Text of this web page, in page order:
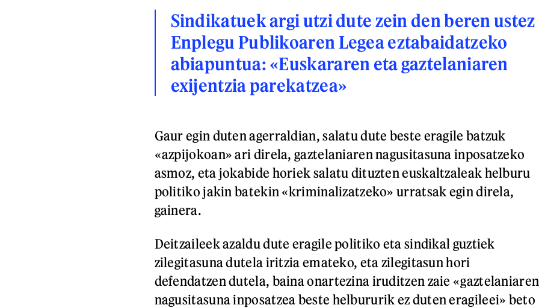
Sindikatuek argi utzi dute zein den beren ustez
Enplegu Publikoaren Legea eztabaidatzeko
abiapuntua: «Euskararen eta gaztelaniaren
exijentzia parekatzea»
Gaur egin duten agerraldian, salatu dute beste eragile batzuk
«azpijokoan» ari direla, gaztelaniaren nagusitasuna inposatzeko
asmoz, eta jokabide horiek salatu dituzten euskaltzaleak helburu
politiko jakin batekin «kriminalizatzeko» urratsak egin direla,
gainera.
Deitzaileek azaldu dute eragile politiko eta sindikal guztiek
zilegitasuna dutela iritzia emateko, eta zilegitasun hori
defendatzen dutela, baina onartezina iruditzen zaie «gaztelaniaren
nagusitasuna inposatzea beste helbururik ez duten eragileei» beto